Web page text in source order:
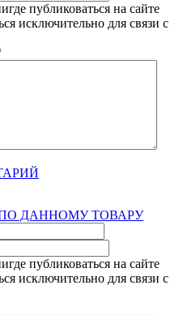
публиковаться на сайте
исключительно для связи с
ДАННОМУ ТОВАРУ
публиковаться на сайте
исключительно для связи с